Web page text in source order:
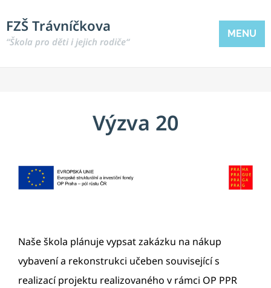
FZŠ Trávníčkova
“Škola pro děti i jejich rodiče“
MENU
Výzva 20
Naše škola plánuje vypsat zakázku na nákup
vybavení a rekonstrukci učeben související s
realizací projektu realizovaného v rámci OP PPR